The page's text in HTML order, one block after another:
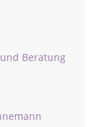
Beratung